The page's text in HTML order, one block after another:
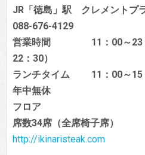
JR「徳島」駅 クレメントプ
088-676-4129
営業時間 11：00～23：
22：30）
ランチタイム 11：00～
年中無休
フロア
席数34席（全席椅子席）
http://ikinaristeak.com